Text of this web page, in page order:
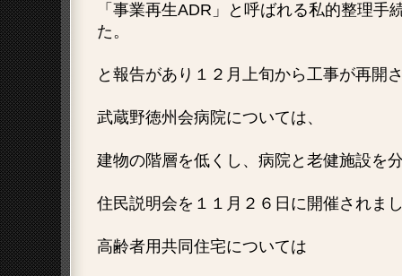
「事業再生ADR」と呼ばれる私的整理手
た。
と報告があり１２月上旬から工事が再開
武蔵野徳州会病院については、
建物の階層を低くし、病院と老健施設を
住民説明会を１１月２６日に開催されま
高齢者用共同住宅については